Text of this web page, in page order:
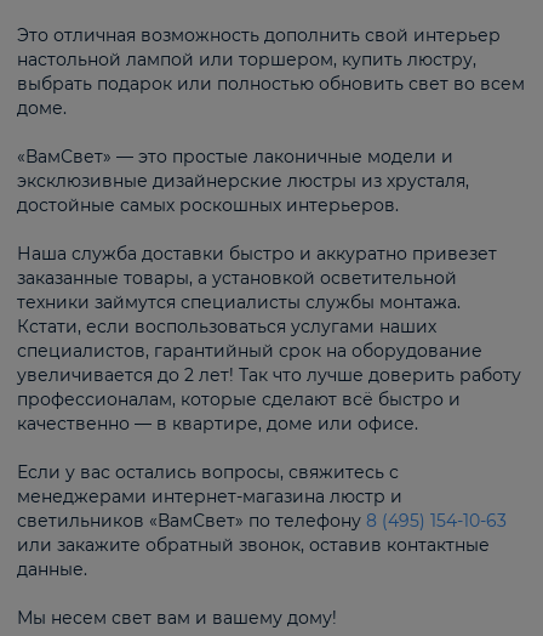
Это отличная возможность дополнить свой интерьер
настольной лампой или торшером, купить люстру,
выбрать подарок или полностью обновить свет во всем
доме.
«ВамСвет» — это простые лаконичные модели и
эксклюзивные дизайнерские люстры из хрусталя,
достойные самых роскошных интерьеров.
Наша служба доставки быстро и аккуратно привезет
заказанные товары, а установкой осветительной
техники займутся специалисты службы монтажа.
Кстати, если воспользоваться услугами наших
специалистов, гарантийный срок на оборудование
увеличивается до 2 лет! Так что лучше доверить работу
профессионалам, которые сделают всё быстро и
качественно — в квартире, доме или офисе.
Если у вас остались вопросы, свяжитесь с
менеджерами интернет-магазина люстр и
светильников «ВамСвет» по телефону 8 (495) 154-10-63
или закажите обратный звонок, оставив контактные
данные.
Мы несем свет вам и вашему дому!